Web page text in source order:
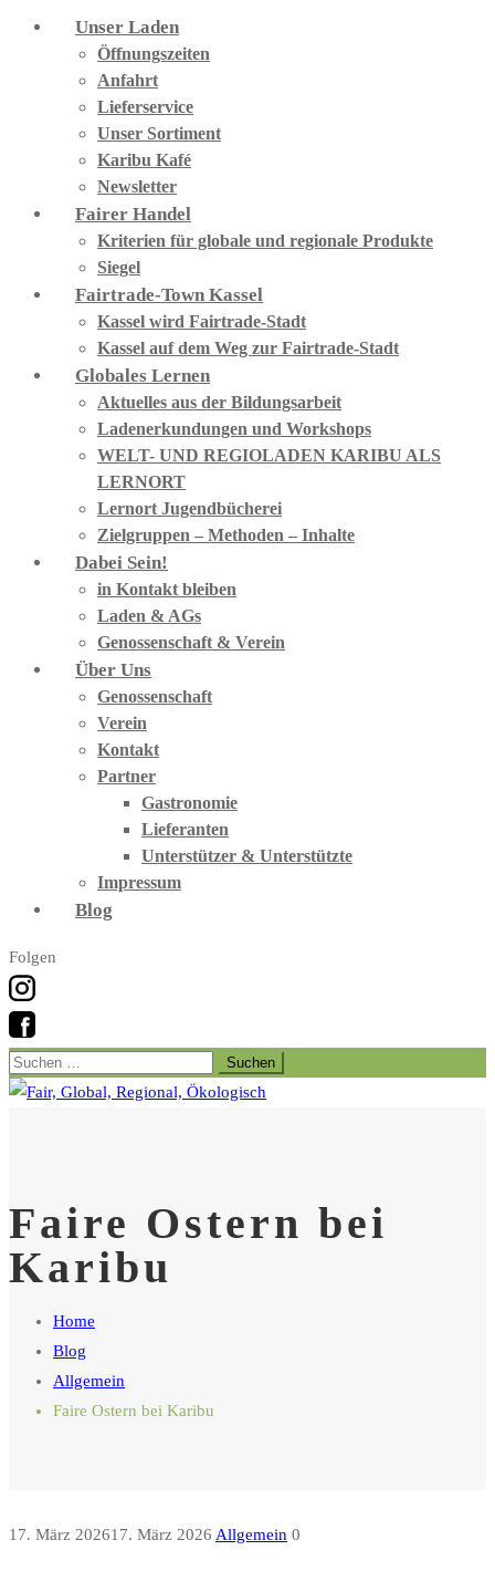
Unser Laden
Öffnungszeiten
Anfahrt
Lieferservice
Unser Sortiment
Karibu Kafé
Newsletter
Fairer Handel
Kriterien für globale und regionale Produkte
Siegel
Fairtrade-Town Kassel
Kassel wird Fairtrade-Stadt
Kassel auf dem Weg zur Fairtrade-Stadt
Globales Lernen
Aktuelles aus der Bildungsarbeit
Ladenerkundungen und Workshops
WELT- UND REGIOLADEN KARIBU ALS
LERNORT
Lernort Jugendbücherei
Zielgruppen – Methoden – Inhalte
Dabei Sein!
in Kontakt bleiben
Laden & AGs
Genossenschaft & Verein
Über Uns
Genossenschaft
Verein
Kontakt
Partner
Gastronomie
Lieferanten
Unterstützer & Unterstützte
Impressum
Blog
Folgen
Suchen
nach:
Faire Ostern bei
Karibu
Home
Blog
Allgemein
Faire Ostern bei Karibu
17. März 202617. März 2026 Allgemein 0